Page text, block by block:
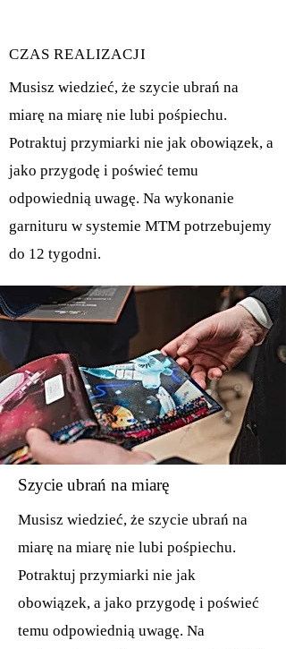
CZAS REALIZACJI
Musisz wiedzieć, że szycie ubrań na
miarę na miarę nie lubi pośpiechu.
Potraktuj przymiarki nie jak obowiązek, a
jako przygodę i poświeć temu
odpowiednią uwagę. Na wykonanie
garnituru w systemie MTM potrzebujemy
do 12 tygodni.
Szycie ubrań na miarę
Musisz wiedzieć, że szycie ubrań na
miarę na miarę nie lubi pośpiechu.
Potraktuj przymiarki nie jak
obowiązek, a jako przygodę i poświeć
temu odpowiednią uwagę. Na